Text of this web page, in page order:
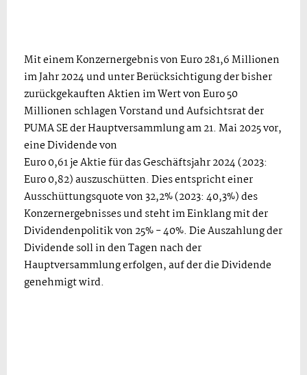
Mit einem Konzernergebnis von Euro 281,6 Millionen
im Jahr 2024 und unter Berücksichtigung der bisher
zurückgekauften Aktien im Wert von Euro 50
Millionen schlagen Vorstand und Aufsichtsrat der
PUMA SE der Hauptversammlung am 21. Mai 2025 vor,
eine Dividende von
Euro 0,61 je Aktie für das Geschäftsjahr 2024 (2023:
Euro 0,82) auszuschütten. Dies entspricht einer
Ausschüttungsquote von 32,2% (2023: 40,3%) des
Konzernergebnisses und steht im Einklang mit der
Dividendenpolitik von 25% - 40%. Die Auszahlung der
Dividende soll in den Tagen nach der
Hauptversammlung erfolgen, auf der die Dividende
genehmigt wird.